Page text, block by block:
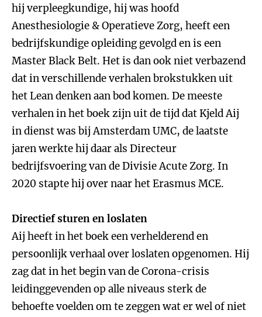
hij verpleegkundige, hij was hoofd
Anesthesiologie & Operatieve Zorg, heeft een
bedrijfskundige opleiding gevolgd en is een
Master Black Belt. Het is dan ook niet verbazend
dat in verschillende verhalen brokstukken uit
het Lean denken aan bod komen. De meeste
verhalen in het boek zijn uit de tijd dat Kjeld Aij
in dienst was bij Amsterdam UMC, de laatste
jaren werkte hij daar als Directeur
bedrijfsvoering van de Divisie Acute Zorg. In
2020 stapte hij over naar het Erasmus MCE.
Directief sturen en loslaten
Aij heeft in het boek een verhelderend en
persoonlijk verhaal over loslaten opgenomen. Hij
zag dat in het begin van de Corona-crisis
leidinggevenden op alle niveaus sterk de
behoefte voelden om te zeggen wat er wel of niet